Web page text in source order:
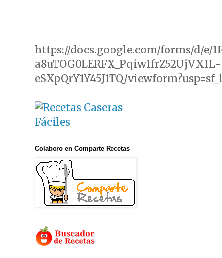
https://docs.google.com/forms/d/e/
a8uTOG0LERFX_Pqiw1frZ52UjVX1L-
eSXpQrY1Y45J1TQ/
Colaboro en Comparte Recetas